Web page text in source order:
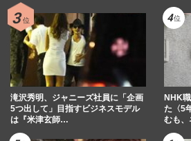
滝沢秀明、ジャニーズ社員に「企画
5つ出して」目指すビジネスモデル
は『米津玄師…
NHK
た〈5
むも